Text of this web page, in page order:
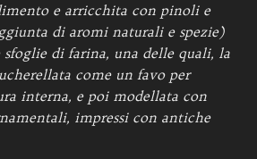
e arricchita con pinoli e
di aromi naturali e spezie)
di farina, una delle quali, la
come un favo per
interna, e poi modellata con
impressi con antiche